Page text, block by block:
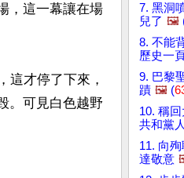
，這一幕讓在場
這才停了下來，
。可見白色越野
7. 黑洞
兒了 🖼️
8. 不能
歷史一
9. 巴黎
蹟 🖼️ (
10. 稱
共和黨人
11. 向
達敬意